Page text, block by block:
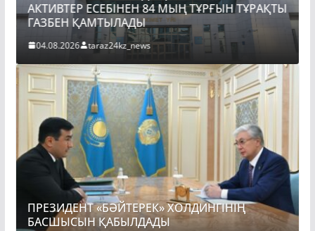
АКТИВТЕР ЕСЕБІНЕН 84 МЫҢ ТҰРҒЫН ТҰРАҚТЫ
ГАЗБЕН ҚАМТЫЛАДЫ
04.08.2026 taraz24kz_news
ПРЕЗИДЕНТ «БӘЙТЕРЕК» ХОЛДИНГІНІҢ
БАСШЫСЫН ҚАБЫЛДАДЫ